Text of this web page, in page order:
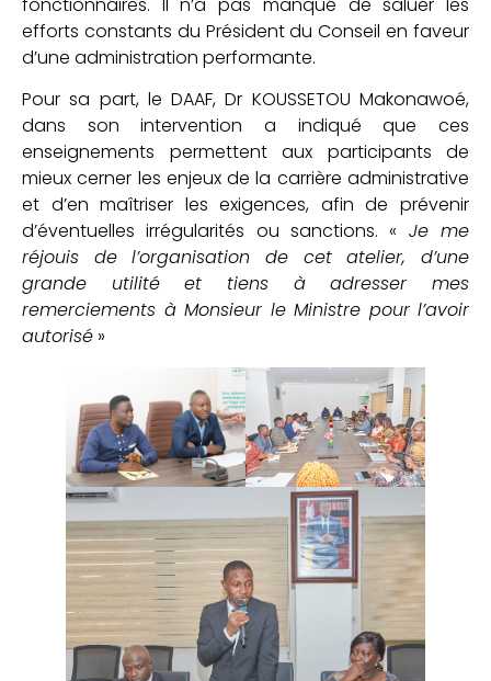
efforts constants du Président du Conseil en faveur
d’une administration performante.
Pour sa part, le DAAF, Dr KOUSSETOU Makonawoé,
dans son intervention a indiqué que ces
enseignements permettent aux participants de
mieux cerner les enjeux de la carrière administrative
et d’en maîtriser les exigences, afin de prévenir
d’éventuelles irrégularités ou sanctions. « Je me
réjouis de l’organisation de cet atelier, d’une
grande utilité et tiens à adresser mes
remerciements à Monsieur le Ministre pour l’avoir
autorisé »